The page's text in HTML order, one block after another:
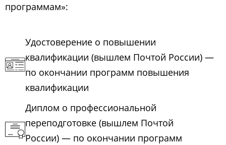
программам»:
Удостоверение о повышении
квалификации (вышлем Почтой России) —
по окончании программ повышения
квалификации
Диплом о профессиональной
переподготовке (вышлем Почтой
России) — по окончании программ